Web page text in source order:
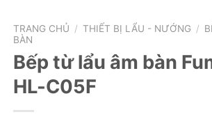
TRANG CHỦ / THIẾT BỊ LẨU - NƯỚNG /
BÀN
Bếp từ lẩu âm bàn
HL-C05F